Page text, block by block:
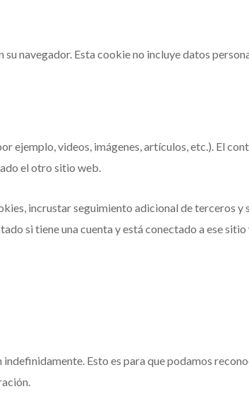
navegador. Esta cookie no incluye datos
ejemplo, videos, imágenes, artículos, etc.). El
el otro sitio web.
incrustar seguimiento adicional de terceros y
si tiene una cuenta y está conectado a ese sitio
Esto es para que podamos